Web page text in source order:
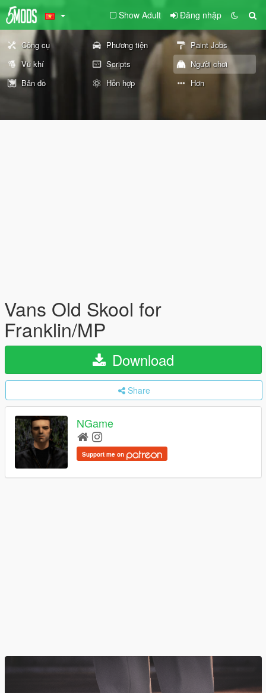
Show Adult Đăng nhập
Công cụ Phương tiện
Paint Jobs
Vũ khí
Scripts
Người chơi
Bản đồ
Hỗn hợp Hơn
Vans Old Skool for
Franklin/MP
Download
Share
NGame
Support me on